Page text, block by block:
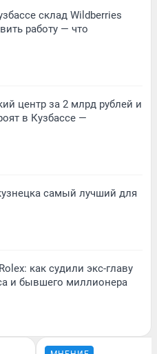
склад Wildberries
работу — что
центр за 2 млрд рублей и
в Кузбассе —
самый лучший для
как судили экс-главу
и бывшего миллионера